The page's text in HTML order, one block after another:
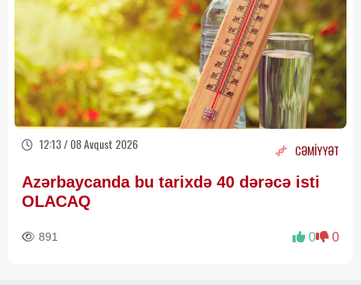
12:13 / 08 Avqust 2026 CƏMİYYƏT
Azərbaycanda bu tarixdə 40 dərəcə isti
OLACAQ
891 0 0